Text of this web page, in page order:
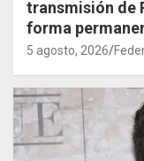
transmisión de
forma
5 agosto, 2026